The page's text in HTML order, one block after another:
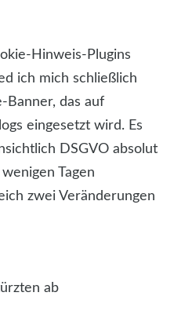
Hinweis-Plugins
ich mich schließlich
Banner, das auf
eingesetzt wird. Es
DSGVO absolut
Tagen
zwei Veränderungen
ab